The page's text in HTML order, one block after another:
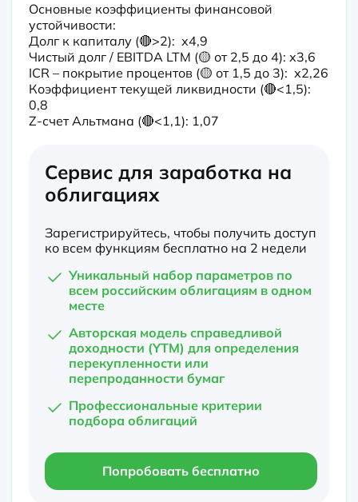
Основные коэффициенты финансовой
устойчивости:
Долг к капиталу (🔴>2):  х4,9
Чистый долг / EBITDA LTM (🟡 от 2,5 до 4): х3,6
ICR – покрытие процентов (🟡 от 1,5 до 3):  х2,26
Коэффициент текущей ликвидности (🔴<1,5):
0,8
Z-счет Альтмана (🔴<1,1): 1,07
Сервис для заработка на
облигациях
Зарегистрируйтесь, чтобы получить доступ
ко всем функциям бесплатно на 2 недели
Уникальный набор параметров по
всем российским облигациям в одном
месте
Авторская модель справедливой
доходности (YTM) для определения
перекупленности или
перепроданности бумаг
Профессиональные критерии
подбора облигаций
Попробовать бесплатно